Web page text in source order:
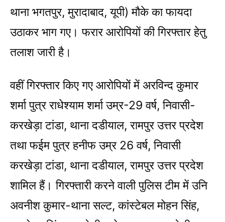
थाना भगतपुर, मुरादाबाद, यूपी) मौके का फायदा
उठाकर भाग गए। फरार आरोपियों की गिरफ्तार हेतु
तलाश जारी है।
वहीं गिरफ्तार किए गए आरोपियों में अरविन्द कुमार
शर्मा पुत्र राधेश्याम शर्मा उम्र-29 वर्ष, निवासी-
करखेड़ा टांडा, थाना दडीयाल, रामपुर उत्तर प्रदेश
तथा फईम पुत्र हनीफ उम्र 26 वर्ष, निवासी
करखेड़ा टांडा, थाना दडीयाल, रामपुर उत्तर प्रदेश
शामिल हैं। गिरफ्तारी करने वाली पुलिस टीम में उनि
अवनीश कुमार-थाना सल्ट, कांस्टेबल मोहन सिंह,